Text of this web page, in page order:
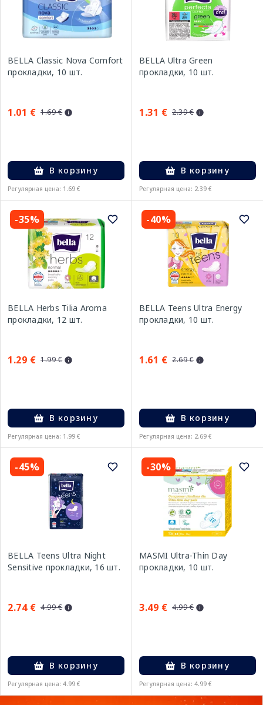
BELLA Classic Nova Comfort
прокладки, 10 шт.
1.01 € 1.69 €
В корзину
Регулярная цена: 1.69 €
BELLA Ultra Green
прокладки, 10 шт.
1.31 € 2.39 €
В корзину
Регулярная цена: 2.39 €
-35%
BELLA Herbs Tilia Aroma
прокладки, 12 шт.
1.29 € 1.99 €
В корзину
Регулярная цена: 1.99 €
-40%
BELLA Teens Ultra Energy
прокладки, 10 шт.
1.61 € 2.69 €
В корзину
Регулярная цена: 2.69 €
-45%
BELLA Teens Ultra Night
Sensitive прокладки, 16 шт.
2.74 € 4.99 €
В корзину
Регулярная цена: 4.99 €
-30%
MASMI Ultra-Thin Day
прокладки, 10 шт.
3.49 € 4.99 €
В корзину
Регулярная цена: 4.99 €